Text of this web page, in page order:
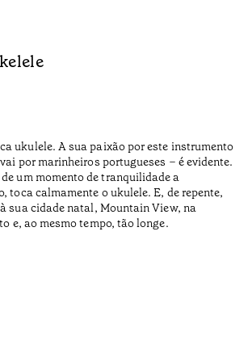
ukulele. A sua paixão por este instrumento
por marinheiros portugueses – é evidente.
um momento de tranquilidade a
toca calmamente o ukulele. E, de repente,
sua cidade natal, Mountain View, na
e, ao mesmo tempo, tão longe.